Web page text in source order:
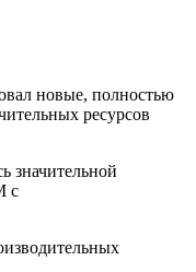
новые, полностью
ресурсов
значительной
с